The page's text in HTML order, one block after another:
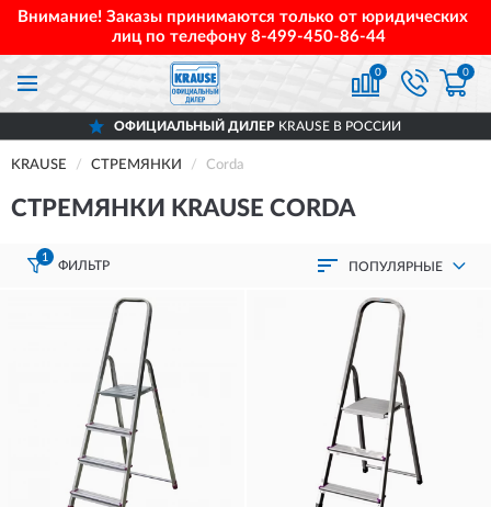
Внимание! Заказы принимаются только от юридических
лиц по телефону 8-499-450-86-44
0 0
ОФИЦИАЛЬНЫЙ ДИЛЕРKRAUSE В РОССИИ
KRAUSE СТРЕМЯНКИ Corda
СТРЕМЯНКИ KRAUSE CORDA
1
ФИЛЬТР ПОПУЛЯРНЫЕ